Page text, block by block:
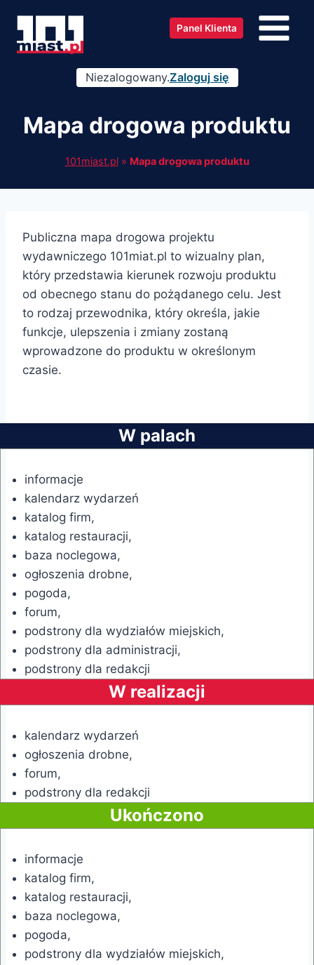
treści
Panel Klienta
Niezalogowany.Zaloguj się
Mapa drogowa produktu
101miast.pl» Mapa drogowa produktu
Publiczna mapa drogowa projektu
wydawniczego 101miat.pl to wizualny plan,
który przedstawia kierunek rozwoju produktu
od obecnego stanu do pożądanego celu. Jest
to rodzaj przewodnika, który określa, jakie
funkcje, ulepszenia i zmiany zostaną
wprowadzone do produktu w określonym
czasie.
W palach
informacje
kalendarz wydarzeń
katalog firm,
katalog restauracji,
baza noclegowa,
ogłoszenia drobne,
pogoda,
forum,
podstrony dla wydziałów miejskich,
podstrony dla administracji,
podstrony dla redakcji
W realizacji
kalendarz wydarzeń
ogłoszenia drobne,
forum,
podstrony dla redakcji
Ukończono
informacje
katalog firm,
katalog restauracji,
baza noclegowa,
pogoda,
podstrony dla wydziałów miejskich,